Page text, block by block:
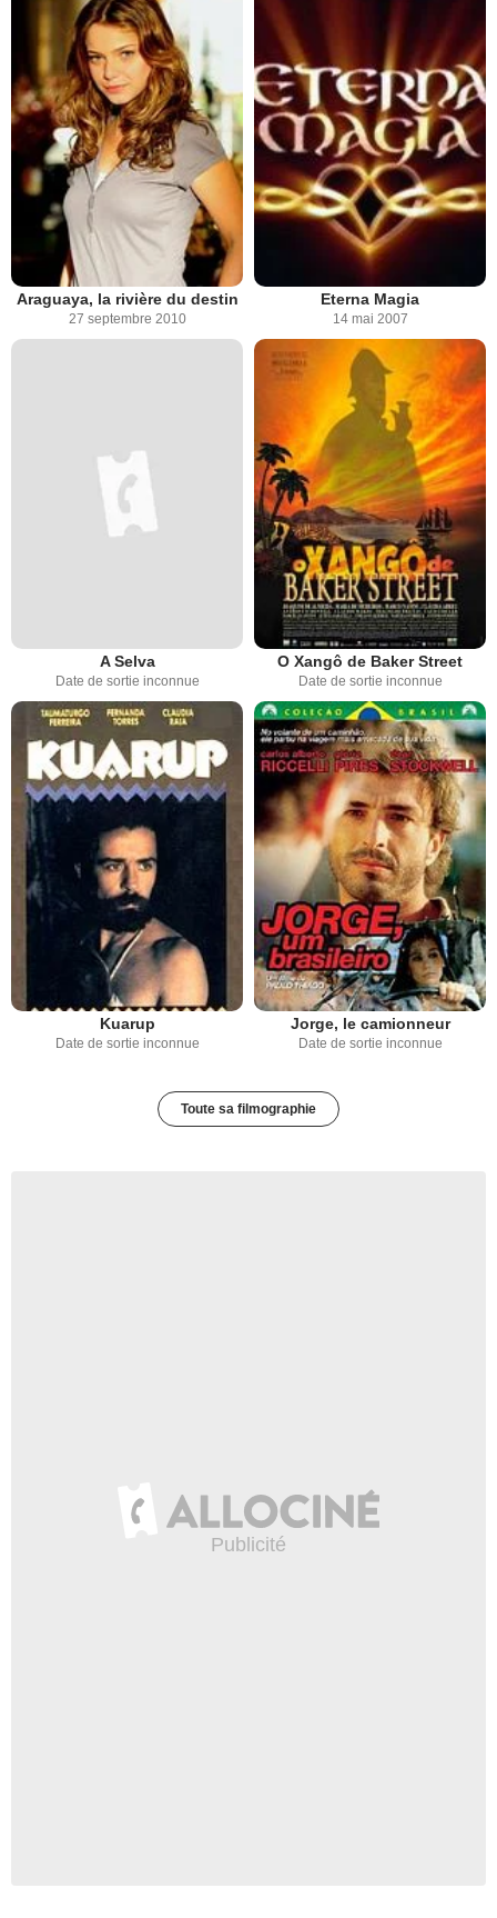
Araguaya, la rivière du destin
27 septembre 2010
Eterna Magia
14 mai 2007
A Selva
Date de sortie inconnue
O Xangô de Baker Street
Date de sortie inconnue
Kuarup
Date de sortie inconnue
Jorge, le camionneur
Date de sortie inconnue
Toute sa filmographie